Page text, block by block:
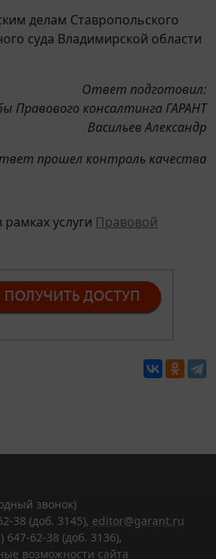
делам Ставропольского
суда Владимирской области
Ответ подготовил:
Правового консалтинга ГАРАНТ
Васильев Александр
прошел контроль качества
услуги Правовой
звонок)
38 (доб. 3145), editor@garant.ru
62-38 (доб. 3136),
возможности сайта